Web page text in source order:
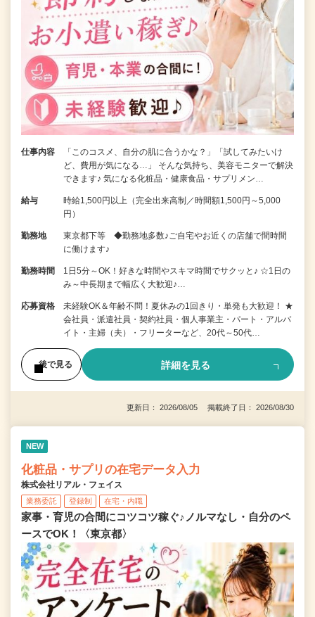
仕事内容
「このコスメ、自分の肌に合うかな？」「試してみたいけ
ど、費用が気になる…」 そんな気持ち、美容モニターで解決
できます♪ 気になる化粧品・健康食品・サプリメン…
給与
時給1,500円以上（完全出来高制／時間額1,500円～5,000
円）
勤務地
東京都下等 ◆勤務地多数♪ご自宅やお近くの店舗で間時間
に働けます♪
勤務時間
1日5分～OK！好きな時間やスキマ時間でサクッと♪ ☆1日の
み～中長期まで幅広く大歓迎♪…
応募資格
未経験OK＆年齢不問！夏休みの1回きり・単発も大歓迎！ ★
会社員・派遣社員・契約社員・個人事業主・パート・アルバ
イト・主婦（夫）・フリーターなど、20代～50代…
後で見る 詳細を見る
更新日： 2026/08/05 掲載終了日： 2026/08/30
NEW
化粧品・サプリの在宅データ入力
株式会社リアル・フェイス
業務委託 登録制 在宅・内職
家事・育児の合間にコツコツ稼ぐ♪ノルマなし・自分のペ
ースでOK！〈東京都〉